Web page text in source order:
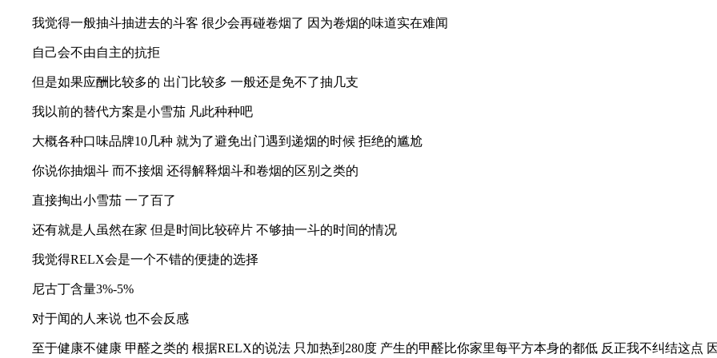
我觉得一般抽斗抽进去的斗客 很少会再碰卷烟了 因为卷烟的味道实在难闻
自己会不由自主的抗拒
但是如果应酬比较多的 出门比较多 一般还是免不了抽几支
我以前的替代方案是小雪茄 凡此种种吧
大概各种口味品牌10几种 就为了避免出门遇到递烟的时候 拒绝的尴尬
你说你抽烟斗 而不接烟 还得解释烟斗和卷烟的区别之类的
直接掏出小雪茄 一了百了
还有就是人虽然在家 但是时间比较碎片 不够抽一斗的时间的情况
我觉得RELX会是一个不错的便捷的选择
尼古丁含量3%-5%
对于闻的人来说 也不会反感
至于健康不健康 甲醛之类的 根据RELX的说法 只加热到280度 产生的甲醛比你家里每平方本身的都低 反正我不纠结这点